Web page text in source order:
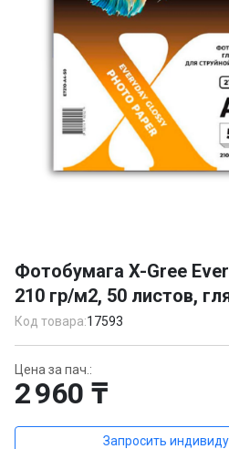
of
1
Фотобумага X-Gree
210 гр/м2, 50 листов,
Код товара:17593
Цена за пач.:
2 960 ₸
Запросить